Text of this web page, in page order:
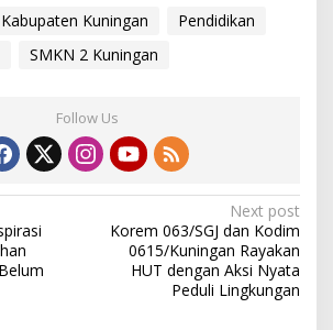
Kabupaten Kuningan
Pendidikan
SMKN 2 Kuningan
Follow Us
Next post
Korem 063/SGJ dan Kodim
0615/Kuningan Rayakan
HUT dengan Aksi Nyata
Peduli Lingkungan